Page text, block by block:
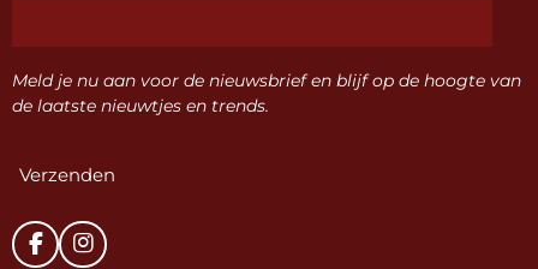
Meld je nu aan voor de nieuwsbrief en blijf op de hoogte van
de laatste nieuwtjes en trends.
Verzenden
F
I